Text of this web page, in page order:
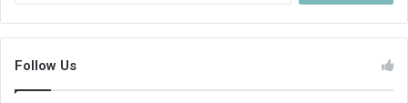
Follow Us